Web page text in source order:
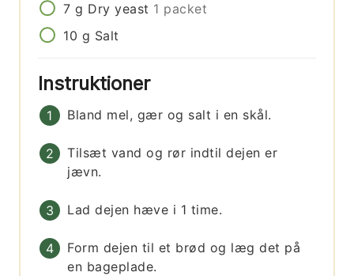
7 g Dry yeast 1 packet
10 g Salt
Instruktioner
Bland mel, gær og salt i en skål.
Tilsæt vand og rør indtil dejen er
jævn.
Lad dejen hæve i 1 time.
Form dejen til et brød og læg det på
en bageplade.